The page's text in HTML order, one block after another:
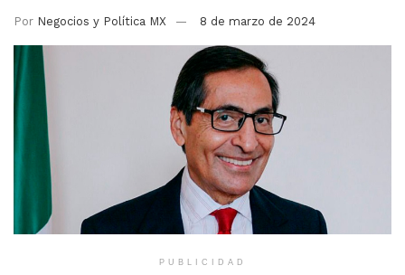
Por Negocios y Política MX 8 de marzo de 2024
PUBLICIDAD